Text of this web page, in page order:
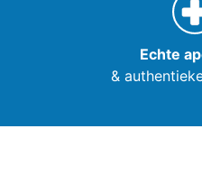
Echte
&